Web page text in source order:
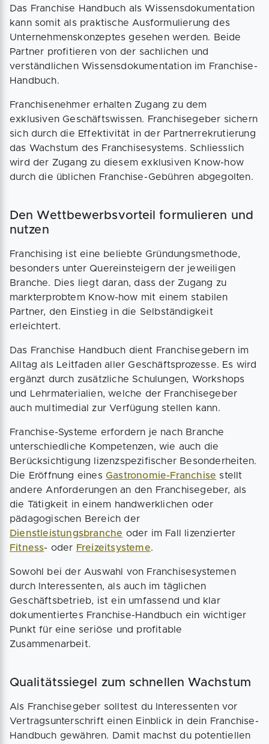
Das Franchise Handbuch als Wissensdokumentation
kann somit als praktische Ausformulierung des
Unternehmenskonzeptes gesehen werden. Beide
Partner profitieren von der sachlichen und
verständlichen Wissensdokumentation im Franchise-
Handbuch.
Franchisenehmer erhalten Zugang zu dem
exklusiven Geschäftswissen. Franchisegeber sichern
sich durch die Effektivität in der Partnerrekrutierung
das Wachstum des Franchisesystems. Schliesslich
wird der Zugang zu diesem exklusiven Know-how
durch die üblichen Franchise-Gebühren abgegolten.
Den Wettbewerbsvorteil formulieren und
nutzen
Franchising ist eine beliebte Gründungsmethode,
besonders unter Quereinsteigern der jeweiligen
Branche. Dies liegt daran, dass der Zugang zu
markterprobtem Know-how mit einem stabilen
Partner, den Einstieg in die Selbständigkeit
erleichtert.
Das Franchise Handbuch dient Franchisegebern im
Alltag als Leitfaden aller Geschäftsprozesse. Es wird
ergänzt durch zusätzliche Schulungen, Workshops
und Lehrmaterialien, welche der Franchisegeber
auch multimedial zur Verfügung stellen kann.
Franchise-Systeme erfordern je nach Branche
unterschiedliche Kompetenzen, wie auch die
Berücksichtigung lizenzspezifischer Besonderheiten.
Die Eröffnung eines Gastronomie-Franchise stellt
andere Anforderungen an den Franchisegeber, als
die Tätigkeit in einem handwerklichen oder
pädagogischen Bereich der
Dienstleistungsbranche oder im Fall lizenzierter
Fitness- oder Freizeitsysteme.
Sowohl bei der Auswahl von Franchisesystemen
durch Interessenten, als auch im täglichen
Geschäftsbetrieb, ist ein umfassend und klar
dokumentiertes Franchise-Handbuch ein wichtiger
Punkt für eine seriöse und profitable
Zusammenarbeit.
Qualitätssiegel zum schnellen Wachstum
Als Franchisegeber solltest du Interessenten vor
Vertragsunterschrift einen Einblick in dein Franchise-
Handbuch gewähren. Damit machst du potentiellen